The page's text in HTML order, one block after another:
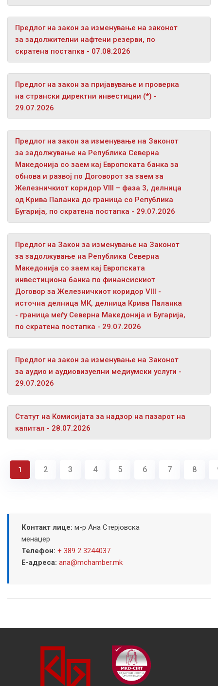
Предлог на закон за изменување на законот
за задолжителни нафтени резерви, по
скратена постапка - 07.08.2026
Предлог на закон за пријавување и проверка
на странски директни инвестиции (*) -
29.07.2026
Предлог на закон за изменување на Законот
за задолжување на Република Северна
Македонија со заем кај Европската банка за
обнова и развој по Договорот за заем за
Железничкиот коридор VIII – фаза 3, делница
од Крива Паланка до граница со Република
Бугарија, по скратена постапка - 29.07.2026
Предлог на Закон за изменување на Законот
за задолжување на Република Северна
Македонија со заем кај Европската
инвестициона банка по финансискиот
Договор за Железничкиот коридор VIII -
источна делница МК, делница Крива Паланка
- граница меѓу Северна Македонија и Бугарија,
по скратена постапка - 29.07.2026
Предлог на закон за изменување на Законот
за аудио и аудиовизуелни медиумски услуги -
29.07.2026
Статут на Комисијата за надзор на пазарот на
капитал - 28.07.2026
1 2 3 4 5 6 7 8
Контакт лице: м-р Ана Стерјовска
менаџер
Телефон: + 389 2 3244037
Е-адреса: ana@mchamber.mk